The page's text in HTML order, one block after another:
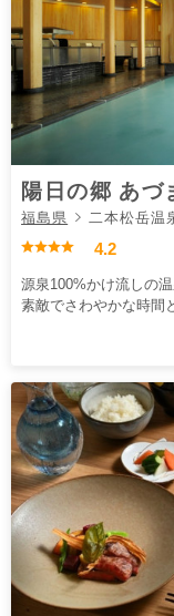
陽日の郷 あづ
福島県 二本松岳温
4.2
源泉100%かけ流しの
素敵でさわやかな時間